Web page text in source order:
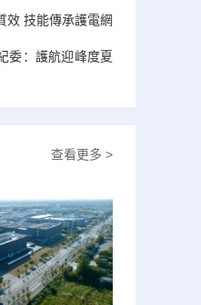
效 技能傳承護電網
委：護航迎峰度夏
查看更多 >